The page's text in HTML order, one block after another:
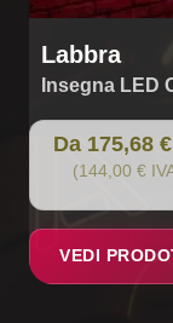
Labbra
Insegna LED
Da 175,68 €
(144,00 €
VEDI
del
prodotto